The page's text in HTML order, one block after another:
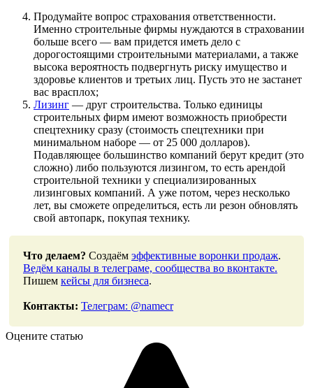
Продумайте вопрос страхования ответственности.
Именно строительные фирмы нуждаются в страховании
больше всего — вам придется иметь дело с
дорогостоящими строительными материалами, а также
высока вероятность подвергнуть риску имущество и
здоровье клиентов и третьих лиц. Пусть это не застанет
вас врасплох;
Лизинг — друг строительства. Только единицы
строительных фирм имеют возможность приобрести
спецтехнику сразу (стоимость спецтехники при
минимальном наборе — от 25 000 долларов).
Подавляющее большинство компаний берут кредит (это
сложно) либо пользуются лизингом, то есть арендой
строительной техники у специализированных
лизинговых компаний. А уже потом, через несколько
лет, вы сможете определиться, есть ли резон обновлять
свой автопарк, покупая технику.
Что делаем? Создаём эффективные воронки продаж.
Ведём каналы в телеграме, сообщества во вконтакте.
Пишем кейсы для бизнеса.
Контакты: Телеграм: @namecr
Оцените статью